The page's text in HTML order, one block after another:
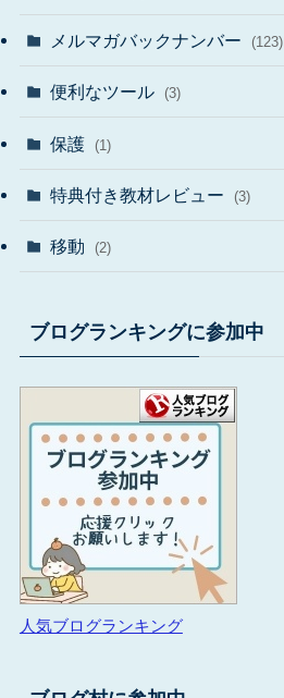
メルマガバックナンバー (123)
便利なツール (3)
保護 (1)
特典付き教材レビュー (3)
移動 (2)
ブログランキングに参加中
人気ブログランキング